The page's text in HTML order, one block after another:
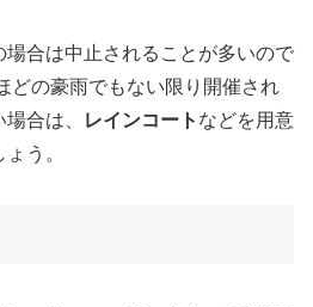
合は中止されることが多いので
どの豪雨でもない限り開催され
合は、
レインコート などを用意
う。